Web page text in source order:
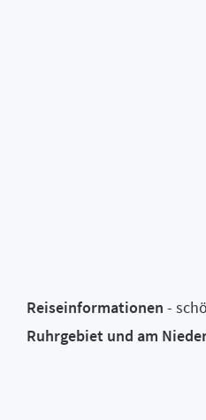
Reiseinformationen -
Ruhrgebiet und am